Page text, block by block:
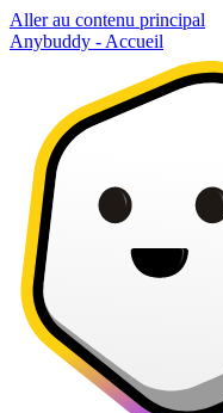
Aller au contenu principal
Anybuddy - Accueil